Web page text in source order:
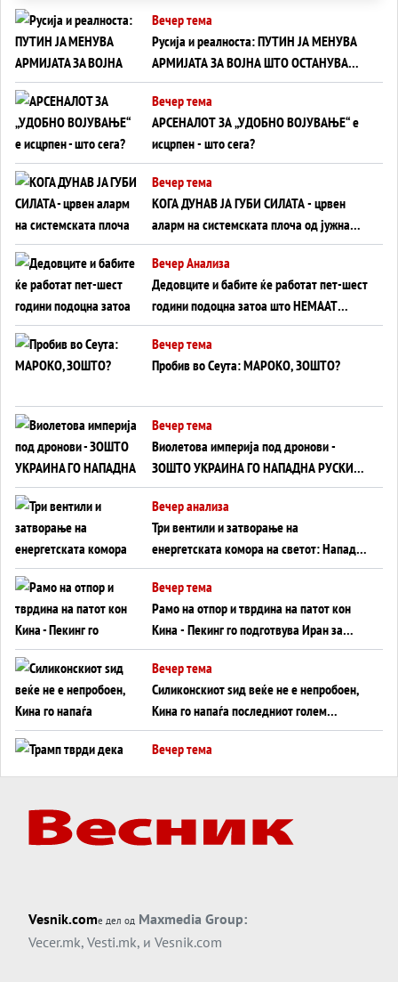
Вечер тема
Русија и реалноста: ПУТИН ЈА МЕНУВА
АРМИЈАТА ЗА ВОЈНА ШТО ОСТАНУВА
БЕЗ ФРОНТ
Вечер тема
АРСЕНАЛОТ ЗА „УДОБНО ВОЈУВАЊЕ“ е
исцрпен - што сега?
Вечер тема
КОГА ДУНАВ ЈА ГУБИ СИЛАТА - црвен
аларм на системската плоча од јужна
Германија до Црното Море...
Вечер Анализа
Дедовците и бабите ќе работат пет-шест
години подоцна затоа што НЕМААТ
ВНУЦИ ДА ГИ ЗАМЕНАТ
Вечер тема
Пробив во Сеута: МАРОКО, ЗОШТО?
Вечер тема
Виолетова империја под дронови -
ЗОШТО УКРАИНА ГО НАПАДНА РУСКИОТ
WILDBERRIES
Вечер анализа
Три вентили и затворање на
енергетската комора на светот: Нападот
во Суец најавува глобален енергетски
инфаркт?
Вечер тема
Рамо на отпор и тврдина на патот кон
Кина - Пекинг го подготвува Иран за
американска копнена инвазија
Вечер тема
Силиконскиот ѕид веќе не е непробоен,
Кина го напаѓа последниот голем
монопол на Западот?
Вечер тема
Вечер тема
Вечер тема
АТОМСКО ДОМИНО НА БЛИСКИОТ
Vesnik.comе дел од Maxmedia Group:
Vecer.mk, Vesti.mk, и Vesnik.com